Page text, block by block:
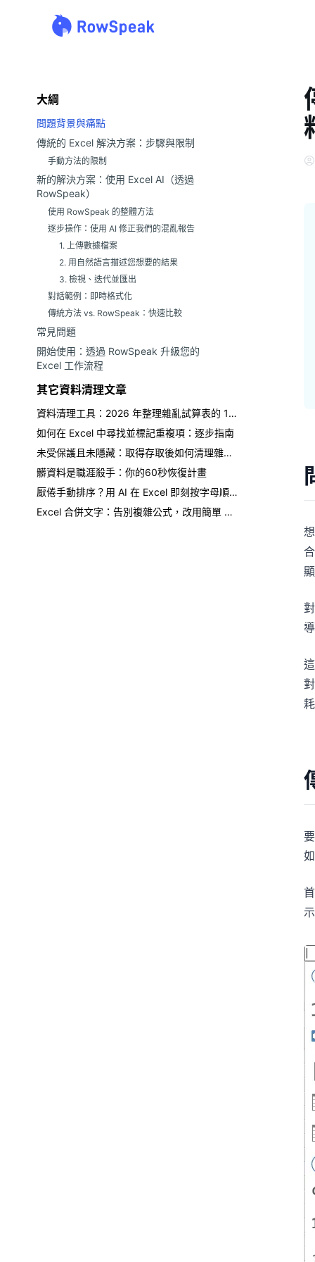
大綱
問題背景與痛點
傳統的 Excel 解決方案：步驟與限制
手動方法的限制
新的解決方案：使用 Excel AI（透過
RowSpeak）
使用 RowSpeak 的整體方法
逐步操作：使用 AI 修正我們的混亂報告
1. 上傳數據檔案
2. 用自然語言描述您想要的結果
3. 檢視、迭代並匯出
對話範例：即時格式化
傳統方法 vs. RowSpeak：快速比較
常見問題
開始使用：透過 RowSpeak 升級您的
Excel 工作流程
其它資料清理文章
資料清理工具：2026 年整理雜亂試算表的 12 款最佳選擇
如何在 Excel 中尋找並標記重複項：逐步指南
未受保護且未隱藏：取得存取後如何清理雜亂資料
髒資料是職涯殺手：你的60秒恢復計畫
厭倦手動排序？用 AI 在 Excel 即刻按字母順序排序
Excel 合併文字：告別複雜公式，改用簡單 AI 提示詞